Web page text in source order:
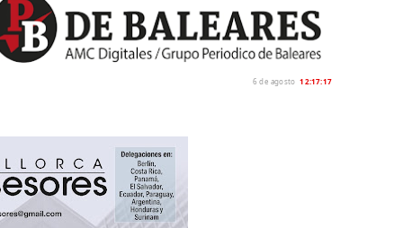
6 de agosto 12:17:19